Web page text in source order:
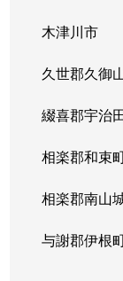
木津川市
久世郡久御
綴喜郡宇治
相楽郡和束
相楽郡南山
与謝郡伊根